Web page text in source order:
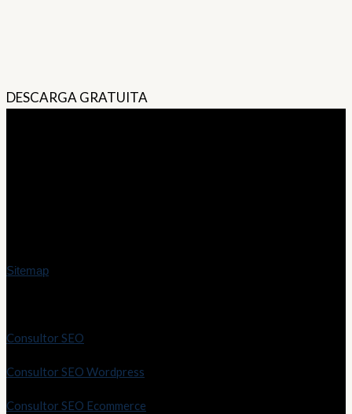
DESCARGA GRATUITA
Sitemap
Consultor SEO
Consultor SEO Wordpress
Consultor SEO Ecommerce